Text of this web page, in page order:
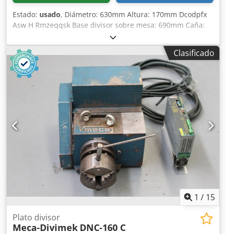
Estado: usado, Diámetro: 630mm Altura: 170mm Dcodpfx
Asw H Rmzeqqsk Base divisor sobre mesa: 690mm Caña:
Morse 5 / 65mm Peso admisible: 550kg Peso divisor: 302kg
Clasificado
1 / 15
Plato divisor
Meca-Divimek DNC-160 C